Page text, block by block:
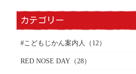
カテゴリー
#こどもじかん案内人 （12）
RED NOSE DAY（28）